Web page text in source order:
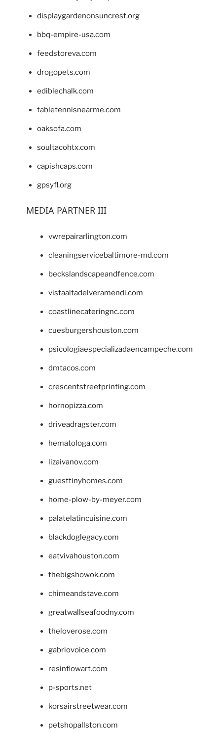
displaygardenonsuncrest.org
bbq-empire-usa.com
feedstoreva.com
drogopets.com
ediblechalk.com
tabletennisnearme.com
oaksofa.com
soultacohtx.com
capishcaps.com
gpsyfl.org
MEDIA PARTNER III
vwrepairarlington.com
cleaningservicebaltimore-md.com
beckslandscapeandfence.com
vistaaltadelveramendi.com
coastlinecateringnc.com
cuesburgershouston.com
psicologiaespecializadaencampeche.com
dmtacos.com
crescentstreetprinting.com
hornopizza.com
driveadragster.com
hematologa.com
lizaivanov.com
guesttinyhomes.com
home-plow-by-meyer.com
palatelatincuisine.com
blackdoglegacy.com
eatvivahouston.com
thebigshowok.com
chimeandstave.com
greatwallseafoodny.com
theloverose.com
gabriovoice.com
resinflowart.com
p-sports.net
korsairstreetwear.com
petshopallston.com